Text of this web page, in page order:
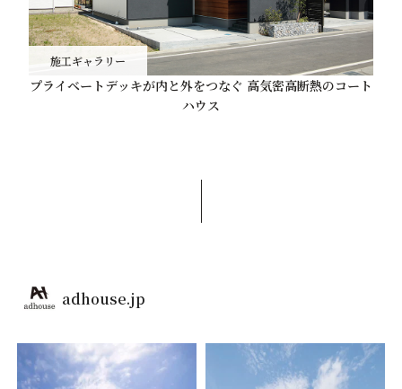
施工ギャラリー
プライベートデッキが内と外をつなぐ 高気密高断熱のコート
ハウス
adhouse.jp